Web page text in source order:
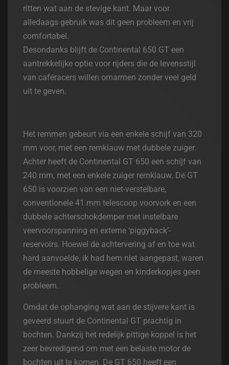
ritten wat aan de stevige kant. Maar voor
alledaags gebruik was dit geen probleem en vrij
comfortabel.
Desondanks blijft de Continental 650 GT een
aantrekkelijke optie voor rijders die de levensstijl
van caféracers willen omarmen zonder veel geld
uit te geven.
Het remmen gebeurt via een enkele schijf van 320
mm voor, met een remklauw met dubbele zuiger.
Achter heeft de Continental GT 650 een schijf van
240 mm, met een enkele zuiger remklauw. De GT
650 is voorzien van een niet-verstelbare,
conventionele 41 mm telescoop voorvork en een
dubbele achterschokdemper met instelbare
veervoorspanning en externe ‘piggyback’-
reservoirs. Hoewel de achtervering af en toe wat
hard aanvoelde, ik had hem niet aangepast, waren
de meeste hobbelige wegen en kinderkopjes geen
probleem.
Omdat de ophanging wat aan de stijvere kant is
geveerd stuurt de Continental GT prachtig in
bochten. Dankzij het redelijk pittige koppel is het
zeer bevredigend om met een belaste motor de
bochten uit te komen. De GT 650 heeft een